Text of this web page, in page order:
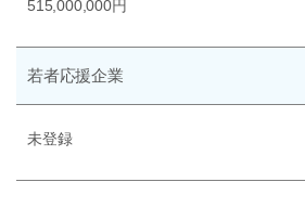
515,000,000円
若者応援企業
未登録